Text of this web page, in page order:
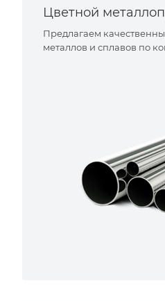
Цветной
Предлагаем
металлов и сплавов по